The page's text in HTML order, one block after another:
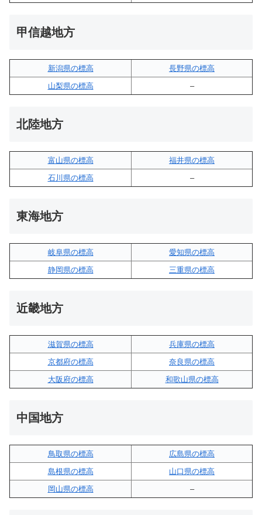
甲信越地方
新潟県の標高
長野県の標高
山梨県の標高
–
北陸地方
富山県の標高
福井県の標高
石川県の標高
–
東海地方
岐阜県の標高
愛知県の標高
静岡県の標高
三重県の標高
近畿地方
滋賀県の標高
兵庫県の標高
京都府の標高
奈良県の標高
大阪府の標高
和歌山県の標高
中国地方
鳥取県の標高
広島県の標高
島根県の標高
山口県の標高
岡山県の標高
–